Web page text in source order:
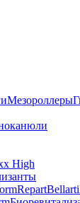
Мезороллеры
High
RepartBellarti